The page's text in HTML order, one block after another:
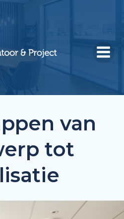
naar
van
tot